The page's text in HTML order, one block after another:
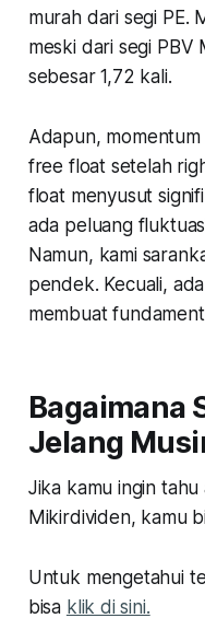
murah dari segi PE.
meski dari segi PBV
sebesar 1,72 kali.
Adapun, momentum
free float setelah
float menyusut
ada peluang
Namun, kami
pendek. Kecuali,
membuat
Bagaimana
Jelang
Jika kamu ingin
Mikirdividen, kamu
Untuk mengetahui
bisa klik di sini.